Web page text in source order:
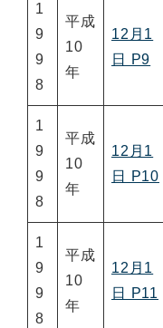
1
9
9
8
平成
10
年
12月1
日 P9
1
9
9
8
平成
10
年
12月1
日 P10
1
9
9
8
平成
10
年
12月1
日 P11